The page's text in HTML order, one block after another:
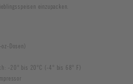
einzupacken.
Dosen)
-20° bis 20°C (-4° bis 68° F)